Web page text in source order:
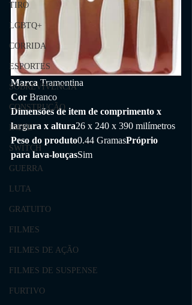
TIRO
LGBTQ+
CORRIDA
ESPORTES
SOBREVIVÊNCIA
CONSTRUÇÃO
INDIE
SWITCH
GUERRA
LUTA
GRATUITO
FILMES
FILMES DE AÇÃO
FILMES DE SUSPENSE
FURTIVO
Marca Tramontina
Cor Branco
Dimensões de item de comprimento x
largura x altura26 x 240 x 390 milímetros
Peso do produto0.44 GramasPróprio
para lava-louçasSim